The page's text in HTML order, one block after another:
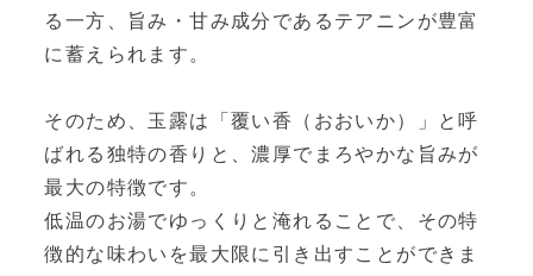
る一方、旨み・甘み成分であるテアニンが豊富
に蓄えられます。
そのため、玉露は「覆い香（おおいか）」と呼
ばれる独特の香りと、濃厚でまろやかな旨みが
最大の特徴です。
低温のお湯でゆっくりと淹れることで、その特
徴的な味わいを最大限に引き出すことができま